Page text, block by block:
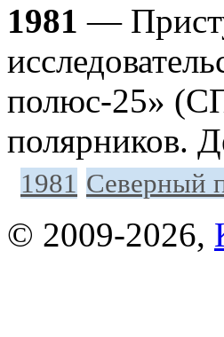
1981 —
полюс-25»
полярников.
1981 Северный
© 2009-2026,